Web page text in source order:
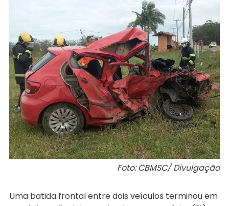
Foto: CBMSC/ Divulgação
Uma batida frontal entre dois veículos terminou em